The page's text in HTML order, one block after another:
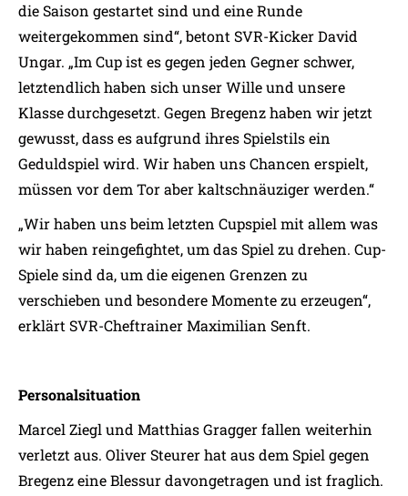
die Saison gestartet sind und eine Runde
weitergekommen sind“, betont SVR-Kicker David
Ungar. „Im Cup ist es gegen jeden Gegner schwer,
letztendlich haben sich unser Wille und unsere
Klasse durchgesetzt. Gegen Bregenz haben wir jetzt
gewusst, dass es aufgrund ihres Spielstils ein
Geduldspiel wird. Wir haben uns Chancen erspielt,
müssen vor dem Tor aber kaltschnäuziger werden.“
„Wir haben uns beim letzten Cupspiel mit allem was
wir haben reingefightet, um das Spiel zu drehen. Cup-
Spiele sind da, um die eigenen Grenzen zu
verschieben und besondere Momente zu erzeugen“,
erklärt SVR-Cheftrainer Maximilian Senft.
Personalsituation
Marcel Ziegl und Matthias Gragger fallen weiterhin
verletzt aus. Oliver Steurer hat aus dem Spiel gegen
Bregenz eine Blessur davongetragen und ist fraglich.